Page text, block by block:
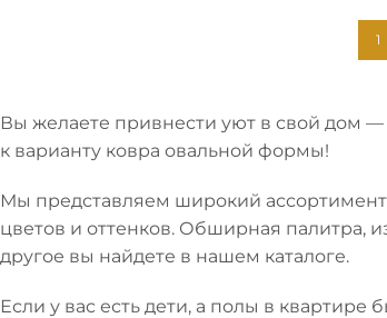
1
Вы желаете привнести уют в свой дом
к варианту ковра овальной формы!
Мы представляем широкий
цветов и оттенков. Обширная палитра,
другое вы найдете в нашем каталоге.
Если у вас есть дети, а полы в